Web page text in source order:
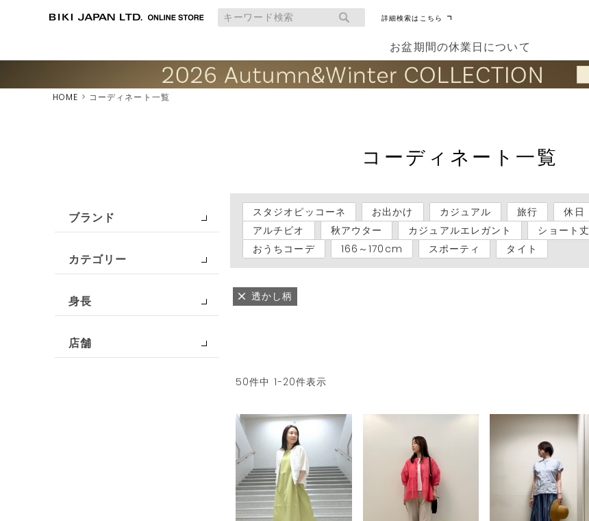
詳細検索はこちら
お盆期間の休業日について
HOME コーディネート一覧
コーディネート一覧
ブランド
カテゴリー
身長
店舗
スタジオピッコーネ お出かけ カジュアル 旅行 休日
アルチビオ
秋アウター カジュアルエレガント ショート丈
おうちコーデ
166～170cm スポーティ タイト
透かし柄
50件中 1-20件表示